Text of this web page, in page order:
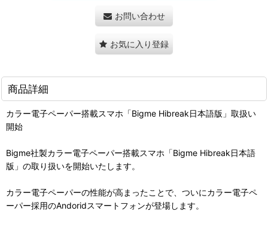
お問い合わせ
お気に入り登録
商品詳細
カラー電子ペーパー搭載スマホ「Bigme Hibreak日本語版」取扱い
開始
Bigme社製カラー電子ペーパー搭載スマホ「Bigme Hibreak日本語
版」の取り扱いを開始いたします。
カラー電子ペーパーの性能が高まったことで、ついにカラー電子ペ
ーパー採用のAndoridスマートフォンが登場します。